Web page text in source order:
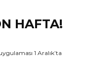
HAFTA!
1 Aralık’ta